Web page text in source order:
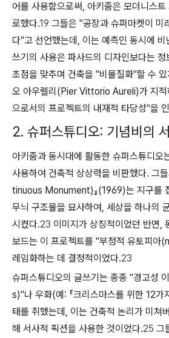
어를 사용함으로써, 아키줌은 모더니스
로했다.19 그들은 "공장과 슈퍼마켓이 미
다"고 선언했는데, 이는 예측인 동시에 비
쓰기의 사용은 파사드의 디자인보다는 정
초점을 맞추며 건축을 "비물질화"할 수 있
오 아우렐리(Pier Vittorio Aureli)가 지적
으로서의 프로젝트의 내재적 타당성"을
2. 슈퍼스튜디오: 기념비의
아키줌과 동시대에 활동한 슈퍼스튜디오
사용하여 건축적 상상력을 비판했다. 그
tinuous Monument)』(1969)는 지구를
무늬 구조물을 묘사하여, 세상을 하나의
시켰다.23 이미지가 상징적이었던 반면,
보드는 이 프로젝트를 "부정적 유토피
레임화하는 데 결정적이었다.23
슈퍼스튜디오의 글쓰기는 종종 "경고성
s)"나 우화(예: 『크리스마스를 위한 12가
태를 취했는데, 이는 건축적 논리가 미쳐
해 서사적 픽션을 사용한 것이었다.25 그